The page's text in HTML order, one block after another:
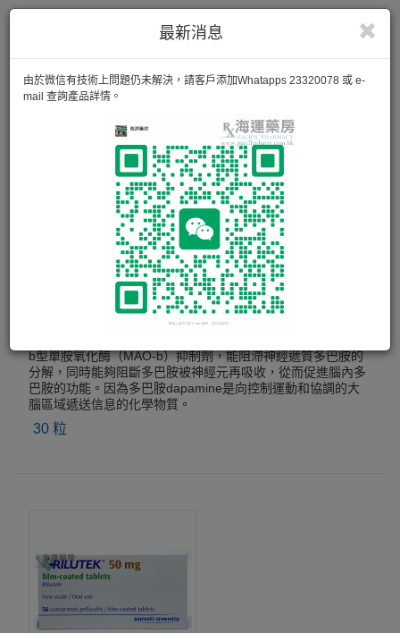
最新消息
由於微信有技術上問題仍未解決，請客戶添加Whatapps 23320078 或 e-
mail 查詢產品詳情。
AZILECT TAB 1MG
新一代治療帕金遜症：雷沙吉蘭Azilect(rasagiline)能有效緩解
b型單胺氧化酶（MAO-b）抑制劑，能阻滯神經遞質多巴胺的
分解，同時能夠阻斷多巴胺被神經元再吸收，從而促進腦內多
巴胺的功能。因為多巴胺dapamine是向控制運動和協調的大
腦區域遞送信息的化學物質。
30 粒